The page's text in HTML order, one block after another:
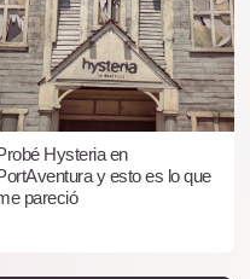
Hysteria en
y esto es lo que
pareció